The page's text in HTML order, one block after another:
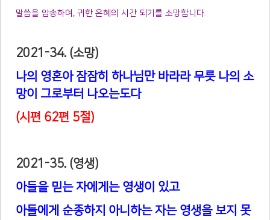
말씀을 암송하며 , 귀한 은혜의 시간 되기를 소망합니다
2021-34. (소망)
나의 영혼아 잠잠히 하나님만 바라라 무릇 나의 소
망이 그로부터 나오는도다
(시편 62편 5절)
2021-35. (영생)
아들을 믿는 자에게는 영생이 있고
아들에게 순종하지 아니하는 자는 영생을 보지 못